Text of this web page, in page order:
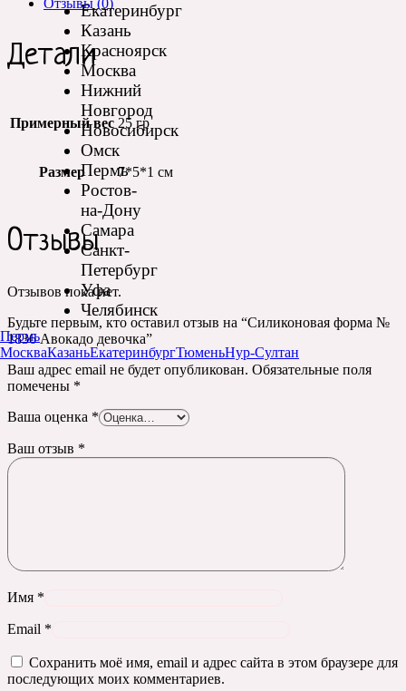
Екатеринбург
Казань
Красноярск
Москва
Нижний
Новгород
Новосибирск
Омск
Пермь
Ростов-
на-Дону
Самара
Санкт-
Петербург
Уфа
Челябинск
Пермь
МоскваКазаньЕкатеринбургТюменьНур-Султан
Детали
Примерный вес 25 гр
Размер 7*5*1 см
Отзывы
Отзывов пока нет.
Будьте первым, кто оставил отзыв на “Силиконовая форма №
1836 Авокадо девочка”
Ваш адрес email не будет опубликован. Обязательные поля
помечены *
Ваша оценка *
Ваш отзыв *
Имя *
Email *
Сохранить моё имя, email и адрес сайта в этом браузере для
последующих моих комментариев.